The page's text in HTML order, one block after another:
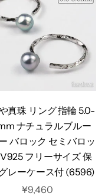
トに追加
真珠 リング 指輪 5.0-
ナチュラルブルー
バロック セミバロッ
フリーサイズ 保
レーケース付 (6596)
セール価格
¥9,460